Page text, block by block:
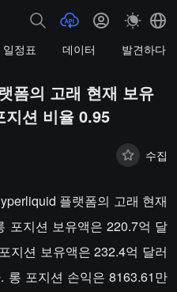
일정표 데이터 발견하다
폼의 고래 현재 보유
지션 비율 0.95
수집
플랫폼의 고래 현재
포지션 보유액은 220.7억 달
지션 보유액은 232.4억 달러
롱 포지션 손익은 8163.61만